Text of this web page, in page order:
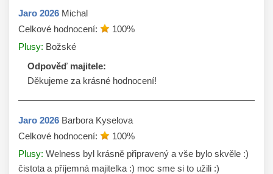
Jaro 2026 Michal
Celkové hodnocení:
100%
Plusy: Božské
Odpověď majitele:
Děkujeme za krásné hodnocení!
Jaro 2026 Barbora Kyselova
Celkové hodnocení:
100%
Plusy: Welness byl krásně připravený a vše bylo skvěle :)
čistota a příjemná majitelka :) moc sme si to užili :)